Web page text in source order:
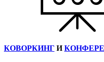
КОВОРКИНГ И